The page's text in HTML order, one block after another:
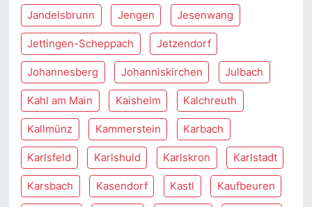
Jandelsbrunn Jengen Jesenwang
Jettingen-Scheppach Jetzendorf
Johannesberg Johanniskirchen Julbach
Kahl am Main Kaisheim Kalchreuth
Kallmünz Kammerstein Karbach
Karlsfeld Karlshuld Karlskron Karlstadt
Karsbach Kasendorf Kastl Kaufbeuren